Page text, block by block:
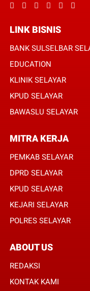
LINK BISNIS
BANK SULSELBAR
EDUCATION
KLINIK SELAYAR
KPUD SELAYAR
BAWASLU SELAYAR
MITRA KERJA
PEMKAB SELAYAR
DPRD SELAYAR
KPUD SELAYAR
KEJARI SELAYAR
POLRES SELAYAR
ABOUT US
REDAKSI
KONTAK KAMI